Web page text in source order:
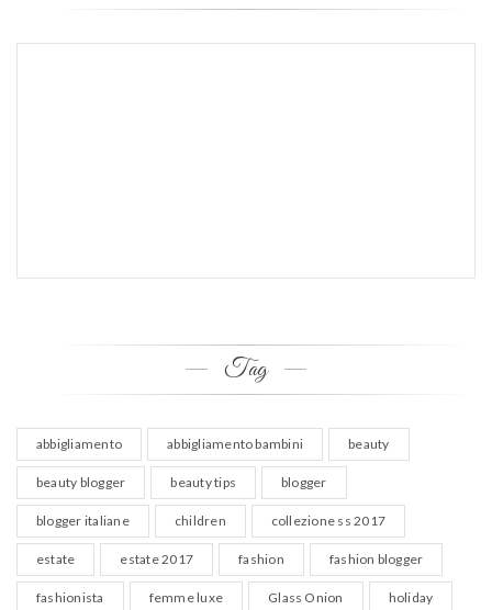
Tag
abbigliamento abbigliamento bambini beauty
beauty blogger beauty tips blogger
blogger italiane children collezione ss 2017
estate estate 2017 fashion fashion blogger
fashionista femme luxe Glass Onion holiday